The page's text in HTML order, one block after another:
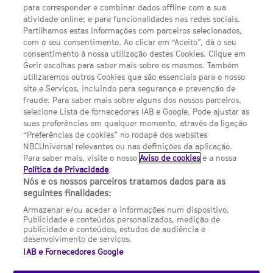
Escolhas de Anúncios
Política de privacidade
Termos E Condições
FILMES
UMA DIVISÃO DA NBCUNIVERSAL
Contact us by email: contact.SYFYPortugal@ncbuni.com
NBC Universal Global Networks España S.L.U. is wholly owned
by Universal Studios International BV
NBC Universal Global Networks, S.L.U. Paseo de la Castellana,
95. Planta 10 Edificio Torre Europa 28046 Madrid B-82227893
SYFY Portugal is subject to Spanish jurisdiction and regulated
para corresponder e combinar dados offline com a sua
atividade online; e para funcionalidades nas redes sociais.
Partilhamos estas informações com parceiros selecionados,
com o seu consentimento. Ao clicar em “Aceito”, dá o seu
consentimento à nossa utilização destes Cookies. Clique em
Gerir escolhas para saber mais sobre os mesmos. Também
utilizaremos outros Cookies que são essenciais para o nosso
site e Serviços, incluindo para segurança e prevenção de
fraude. Para saber mais sobre alguns dos nossos parceiros,
selecione Lista de fornecedores IAB e Google. Pode ajustar as
suas preferências em qualquer momento, através da ligação
“Preferências de cookies” no rodapé dos websites
NBCUniversal relevantes ou nas definições da aplicação.
Para saber mais, visite o nossoAviso de cookies e a nossa
Política de Privacidade.
Nós e os nossos parceiros tratamos dados para as
seguintes finalidades:
Armazenar e/ou aceder a informações num dispositivo.
Publicidade e conteúdos personalizados, medição de
publicidade e conteúdos, estudos de audiência e
desenvolvimento de serviços.
IAB e Fornecedores Google